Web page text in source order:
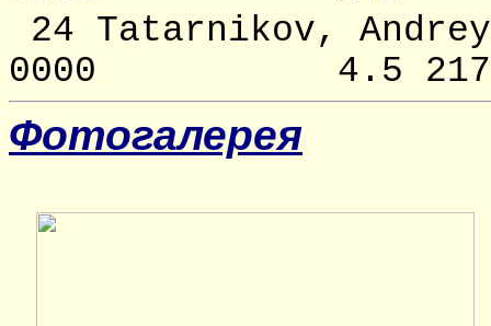
24 Tatarnikov,
0000 4.5
Фотогалерея